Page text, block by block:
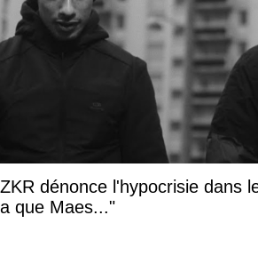
ZKR dénonce l'hypocrisie dans
a que Maes..."